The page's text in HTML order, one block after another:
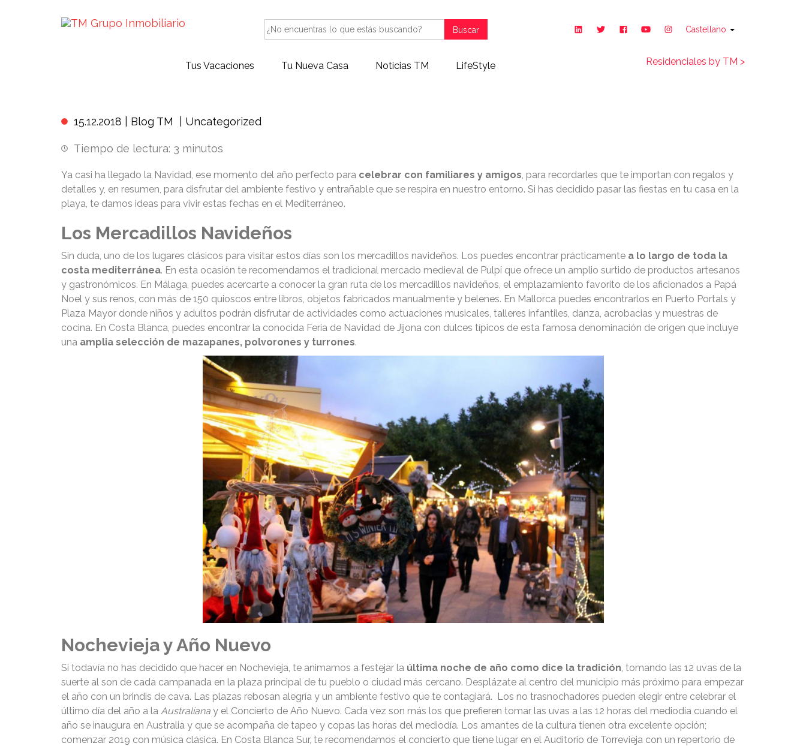
Buscar Castellano
Tus Vacaciones Tu Nueva Casa Noticias TM LifeStyle Residenciales by TM >
15.12.2018 | Blog TM Uncategorized
Tiempo de lectura: 3 minutos
Ya casi ha llegado la Navidad, ese momento del año perfecto para celebrar con familiares y amigos, para recordarles que te importan con regalos y
detalles y, en resumen, para disfrutar del ambiente festivo y entrañable que se respira en nuestro entorno. Si has decidido pasar las fiestas en tu casa en la
playa, te damos ideas para vivir estas fechas en el Mediterráneo.
Los Mercadillos Navideños
Sin duda, uno de los lugares clásicos para visitar estos días son los mercadillos navideños. Los puedes encontrar prácticamente a lo largo de toda la
costa mediterránea. En esta ocasión te recomendamos el tradicional mercado medieval de Pulpí que ofrece un amplio surtido de productos artesanos
y gastronómicos. En Málaga, puedes acercarte a conocer la gran ruta de los mercadillos navideños, el emplazamiento favorito de los aficionados a Papá
Noel y sus renos, con más de 150 quioscos entre libros, objetos fabricados manualmente y belenes. En Mallorca puedes encontrarlos en Puerto Portals y
Plaza Mayor donde niños y adultos podrán disfrutar de actividades como actuaciones musicales, talleres infantiles, danza, acrobacias y muestras de
cocina. En Costa Blanca, puedes encontrar la conocida Feria de Navidad de Jijona con dulces típicos de esta famosa denominación de origen que incluye
una amplia selección de mazapanes, polvorones y turrones.
Nochevieja y Año Nuevo
Si todavía no has decidido que hacer en Nochevieja, te animamos a festejar la última noche de año como dice la tradición, tomando las 12 uvas de la
suerte al son de cada campanada en la plaza principal de tu pueblo o ciudad más cercano. Desplázate al centro del municipio más próximo para empezar
el año con un brindis de cava. Las plazas rebosan alegría y un ambiente festivo que te contagiará. Los no trasnochadores pueden elegir entre celebrar el
último día del año a la Australiana y el Concierto de Año Nuevo. Cada vez son más los que prefieren tomar las uvas a las 12 horas del mediodía cuando el
año se inaugura en Australia y que se acompaña de tapeo y copas las horas del mediodía. Los amantes de la cultura tienen otra excelente opción;
comenzar 2019 con música clásica. En Costa Blanca Sur, te recomendamos el concierto que tiene lugar en el Auditorio de Torrevieja con un repertorio de